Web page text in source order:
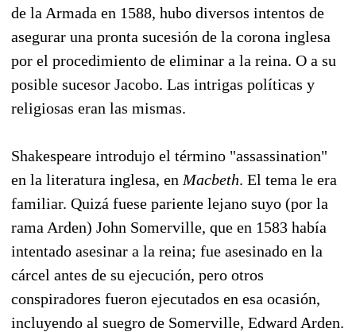
de la Armada en 1588, hubo diversos intentos de
asegurar una pronta sucesión de la corona inglesa
por el procedimiento de eliminar a la reina. O a su
posible sucesor Jacobo. Las intrigas políticas y
religiosas eran las mismas.
Shakespeare introdujo el término "assassination"
en la literatura inglesa, en Macbeth. El tema le era
familiar. Quizá fuese pariente lejano suyo (por la
rama Arden) John Somerville, que en 1583 había
intentado asesinar a la reina; fue asesinado en la
cárcel antes de su ejecución, pero otros
conspiradores fueron ejecutados en esa ocasión,
incluyendo al suegro de Somerville, Edward Arden.